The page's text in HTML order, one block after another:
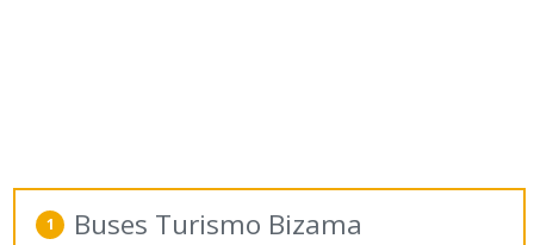
1 Buses Turismo Bizama